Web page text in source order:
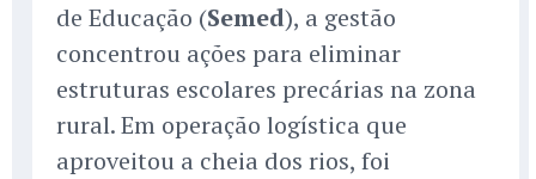
de Educação (Semed), a gestão
concentrou ações para eliminar
estruturas escolares precárias na zona
rural. Em operação logística que
aproveitou a cheia dos rios, foi